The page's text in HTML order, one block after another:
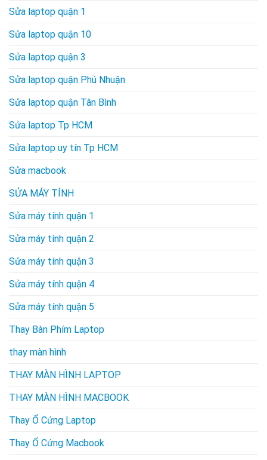
Sửa laptop quận 1
Sửa laptop quận 10
Sửa laptop quận 3
Sửa laptop quận Phú Nhuận
Sửa laptop quận Tân Bình
Sửa laptop Tp HCM
Sửa laptop uy tín Tp HCM
Sửa macbook
SỬA MÁY TÍNH
Sửa máy tính quận 1
Sửa máy tính quận 2
Sửa máy tính quận 3
Sửa máy tính quận 4
Sửa máy tính quận 5
Thay Bàn Phím Laptop
thay màn hình
THAY MÀN HÌNH LAPTOP
THAY MÀN HÌNH MACBOOK
Thay Ổ Cứng Laptop
Thay Ổ Cứng Macbook